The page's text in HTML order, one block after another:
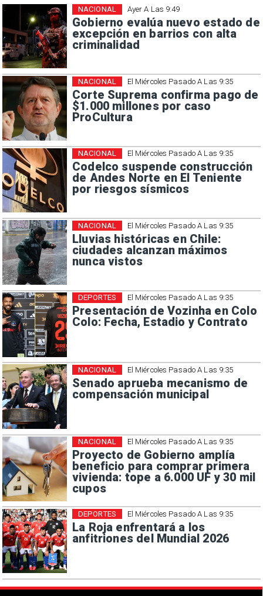
Ayer A Las 9:49
Gobierno evalúa nuevo estado de
excepción en barrios con alta
criminalidad
NACIONAL
El Miércoles Pasado A Las 9:35
Corte Suprema confirma pago de
$1.000 millones por caso
ProCultura
NACIONAL
El Miércoles Pasado A Las 9:35
Codelco suspende construcción
de Andes Norte en El Teniente
por riesgos sísmicos
NACIONAL
El Miércoles Pasado A Las 9:35
Lluvias históricas en Chile:
ciudades alcanzan máximos
nunca vistos
NACIONAL
El Miércoles Pasado A Las 9:35
Presentación de Vozinha en Colo
Colo: Fecha, Estadio y Contrato
DEPORTES
El Miércoles Pasado A Las 9:35
Senado aprueba mecanismo de
compensación municipal
NACIONAL
El Miércoles Pasado A Las 9:35
Proyecto de Gobierno amplía
beneficio para comprar primera
vivienda: tope a 6.000 UF y 30 mil
cupos
NACIONAL
El Miércoles Pasado A Las 9:35
La Roja enfrentará a los
anfitriones del Mundial 2026
DEPORTES